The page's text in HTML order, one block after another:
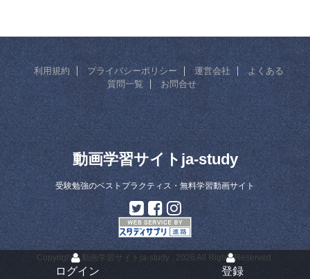
ログイン 登録
利用規約 プライバシーポリシー 運営会社
よくある
質問一覧
お問合せ
動画学習サイトja-study
受験勉強のベストプラクティス・無料学習動画サイト
Copyright© 動画学習サイトja-study , 2026 All Rights Reserved.